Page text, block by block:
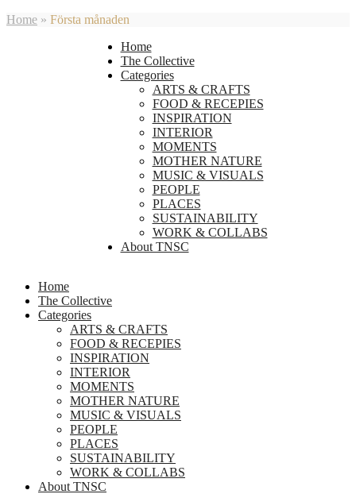
Home » Första månaden
Home
The Collective
Categories
ARTS & CRAFTS
FOOD & RECEPIES
INSPIRATION
INTERIOR
MOMENTS
MOTHER NATURE
MUSIC & VISUALS
PEOPLE
PLACES
SUSTAINABILITY
WORK & COLLABS
About TNSC
Home
The Collective
Categories
ARTS & CRAFTS
FOOD & RECEPIES
INSPIRATION
INTERIOR
MOMENTS
MOTHER NATURE
MUSIC & VISUALS
PEOPLE
PLACES
SUSTAINABILITY
WORK & COLLABS
About TNSC